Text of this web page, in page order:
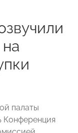
палаты
Конференция